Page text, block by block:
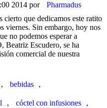
2014 por
Pharmadus
cierto que dedicamos este ratito
viernes. Sin embargo, hoy nos
no podemos esperar a
Beatriz Escudero, se ha
comercial de nuestra
, bebidas ,
, cóctel con infusiones ,